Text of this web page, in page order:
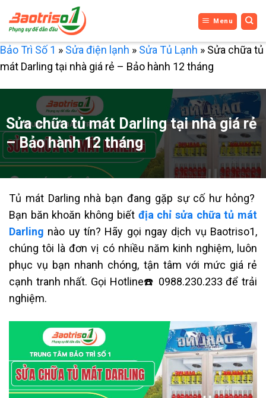
qua
nội
dung
Menu
Bảo Trì Số 1 » Sửa điện lạnh » Sửa Tủ Lạnh » Sửa chữa tủ
mát Darling tại nhà giá rẻ – Bảo hành 12 tháng
Sửa chữa tủ mát Darling tại nhà giá rẻ
– Bảo hành 12 tháng
Tủ mát Darling nhà bạn đang gặp sự cố hư hỏng?
Bạn băn khoăn không biết địa chỉ sửa chữa tủ mát
Darling nào uy tín? Hãy gọi ngay dịch vụ Baotriso1,
chúng tôi là đơn vị có nhiều năm kinh nghiệm, luôn
phục vụ bạn nhanh chóng, tận tâm với mức giá rẻ
cạnh tranh nhất. Gọi Hotline☎️ 0988.230.233 để trải
nghiệm.